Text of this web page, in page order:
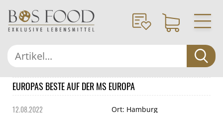
EUROPAS BESTE AUF DER MS EUROPA
12.08.2022 Ort: Hamburg